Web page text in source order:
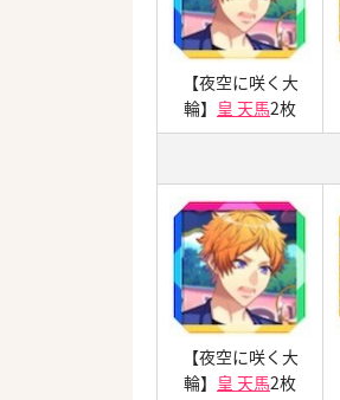
【夜空に咲く大
輪】 皇 天馬2枚
【夜空に咲く大
輪】 皇 天馬2枚